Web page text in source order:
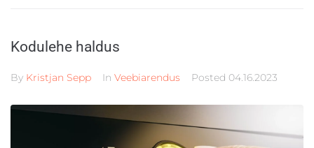
Kodulehe haldus
By Kristjan Sepp In Veebiarendus Posted 04.16.2023